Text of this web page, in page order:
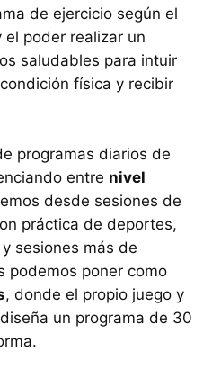
de ejercicio según el
poder realizar un
saludables para intuir
física y recibir
programas diarios de
entre nivel
desde sesiones de
práctica de deportes,
sesiones más de
podemos poner como
, donde el propio juego y
un programa de 30